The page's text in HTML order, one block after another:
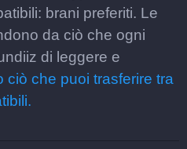
brani preferiti. Le
da ciò che ogni
di leggere e
ciò che puoi trasferire tra